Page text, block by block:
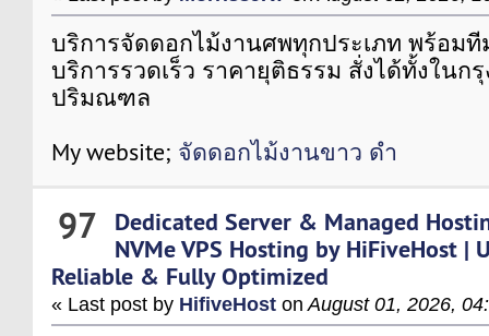
บริการจัดดอกไม้งานศพทุกประเภท พร้อม
บริการรวดเร็ว ราคายุติธรรม สั่งได้ทั้งในก
ปริมณฑล
My website; จัดดอกไม้งานขาว ดํา
97
Dedicated Server & Managed
NVMe VPS Hosting by HiFiveHost |
Reliable & Fully Optimized
« Last post by HifiveHost onAugust 01, 2026,